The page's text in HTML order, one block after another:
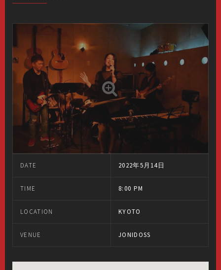
DATE 2022年5月14日
TIME 8:00 PM
LOCATION KYOTO
VENUE JONIDOSS